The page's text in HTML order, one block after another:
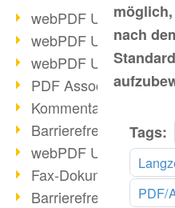
webPDF Update
webPDF Update
webPDF Update
PDF Association 2021
Kommentare im PDF
Barrierefreie PDF-
webPDF Update
Fax-Dokumente in
Barrierefreie PDF-
nach
Standard
Tags:
PDF/